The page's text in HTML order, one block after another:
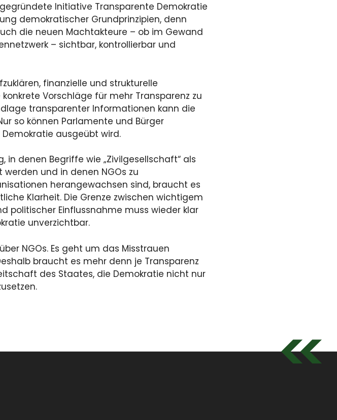
Initiative Transparente Demokratie
demokratischer Grundprinzipien, denn
die neuen Machtakteure – ob im Gewand
– sichtbar, kontrollierbar und
finanzielle und strukturelle
Vorschläge für mehr Transparenz zu
transparenter Informationen kann die
so können Parlamente und Bürger
ausgeübt wird.
in denen Begriffe wie „Zivilgesellschaft“ als
und in denen NGOs zu
herangewachsen sind, braucht es
Klarheit. Die Grenze zwischen wichtigem
politischer Einflussnahme muss wieder klar
unverzichtbar.
NGOs. Es geht um das Misstrauen
braucht es mehr denn je Transparenz
des Staates, die Demokratie nicht nur